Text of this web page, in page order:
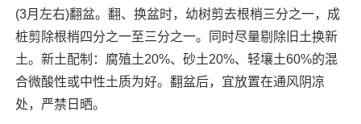
(3月左右)翻盆。翻、换盆时，幼树剪去根梢三分之一，成
桩剪除根梢四分之一至三分之一。同时尽量剔除旧土换新
土。新土配制：腐殖土20%、砂土20%、轻壤土60%的混
合微酸性或中性土质为好。翻盆后，宜放置在通风阴凉
处，严禁日晒。